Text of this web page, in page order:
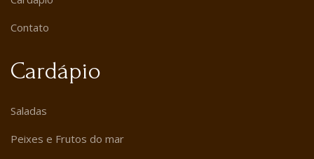
Contato
Cardápio
Saladas
Peixes e Frutos do mar